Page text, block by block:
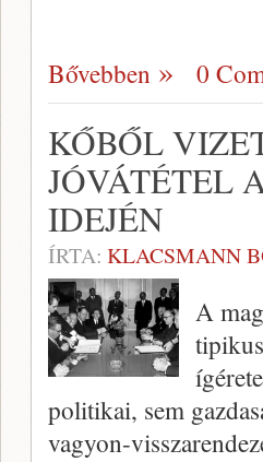
Bővebben 0
KŐBŐL
JÓVÁTÉTEL
IDEJÉN
ÍRTA: KLACSMANN
A
politikai, sem
vagyon-